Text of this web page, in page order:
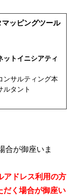
ッピングツール
ットイニシアティ
ンサルティング本
タント
合が御座いま
アドレス利用の方
だく場合が御座い